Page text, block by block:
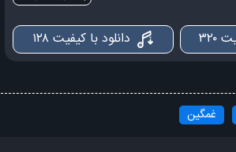
دانلود با کیفیت ۱۲۸
غمگین